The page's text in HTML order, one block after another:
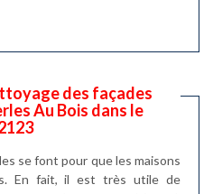
des façades
Au Bois dans le
se font pour que les maisons
En fait, il est très utile de